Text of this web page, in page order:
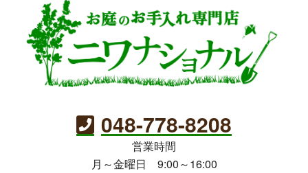
048-778-8208
営業時間
月～金曜日 9:00～16:00